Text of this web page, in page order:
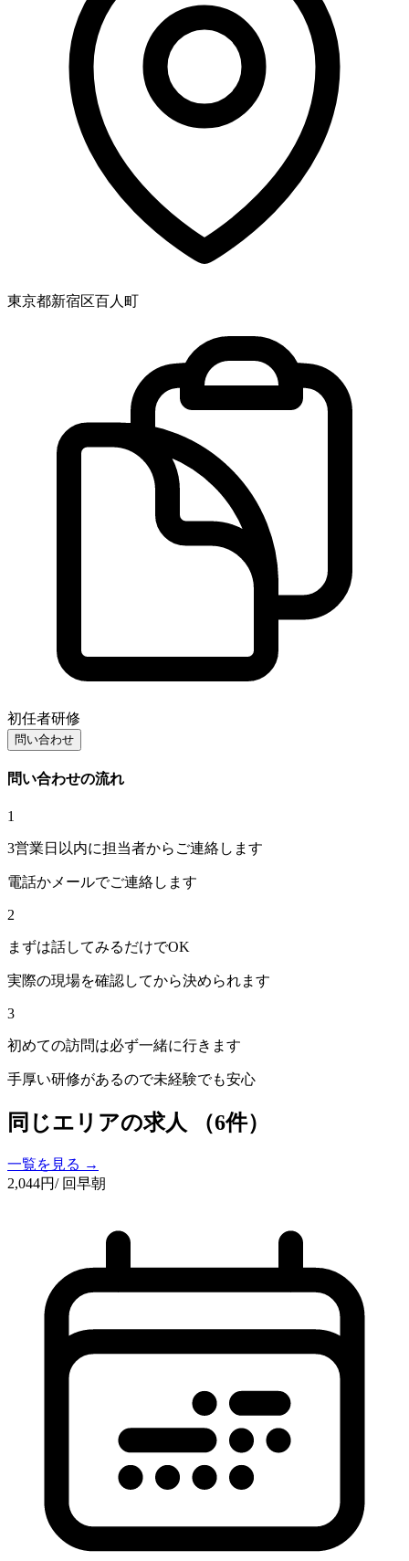
東京都新宿区百人町
初任者研修
問い合わせ
問い合わせの流れ
1
3営業日以内に担当者からご連絡します
電話かメールでご連絡します
2
まずは話してみるだけでOK
実際の現場を確認してから決められます
3
初めての訪問は必ず一緒に行きます
手厚い研修があるので未経験でも安心
同じエリアの求人 （6件）
一覧を見る →
2,044円/ 回早朝